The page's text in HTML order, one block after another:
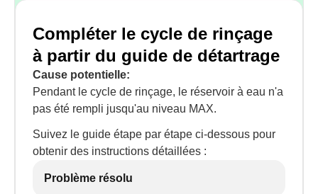
Compléter le cycle de rinçage
à partir du guide de détartrage
Cause potentielle:
Pendant le cycle de rinçage, le réservoir à eau n'a
pas été rempli jusqu'au niveau MAX.
Suivez le guide étape par étape ci-dessous pour
obtenir des instructions détaillées :
Problème résolu